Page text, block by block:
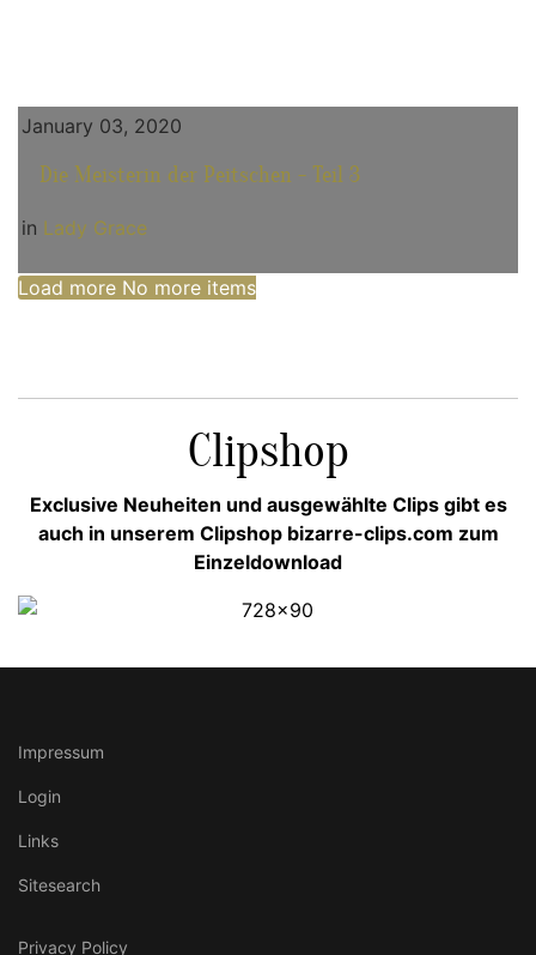
January 03, 2020
Die Meisterin der Peitschen - Teil 3
in Lady Grace
Load more No more items
Clipshop
Exclusive Neuheiten und ausgewählte Clips gibt es
auch in unserem Clipshop bizarre-clips.com zum
Einzeldownload
Impressum
Login
Links
Sitesearch
Privacy Policy